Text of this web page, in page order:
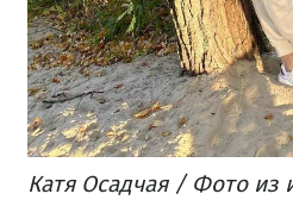
Катя Осадчая / Фото из